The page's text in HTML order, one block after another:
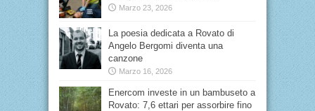
Marzo 23, 2026
La poesia dedicata a Rovato di
Angelo Bergomi diventa una
canzone
Marzo 16, 2026
Enercom investe in un bambuseto a
Rovato: 7,6 ettari per assorbire fino